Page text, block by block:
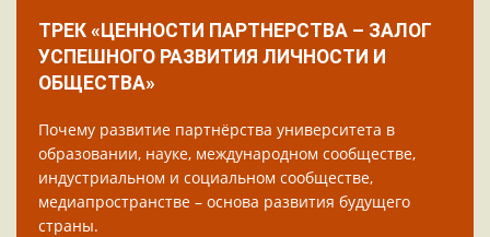
ТРЕК «ЦЕННОСТИ ПАРТНЕРСТВА – ЗАЛОГ
УСПЕШНОГО РАЗВИТИЯ ЛИЧНОСТИ И
ОБЩЕСТВА»
Почему развитие партнёрства университета в
образовании, науке, международном сообществе,
индустриальном и социальном сообществе,
медиапространстве – основа развития будущего
страны.